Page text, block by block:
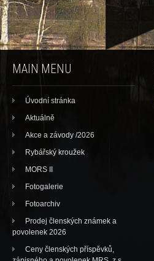
MAIN MENU
Úvodní stránka
Aktuálně
Akce a závody /2026
Rybářský kroužek
MORS II
Fotogalerie
Fotoarchiv
Prodej členských známek a
povolenek 2026
Ceny členských příspěvků,